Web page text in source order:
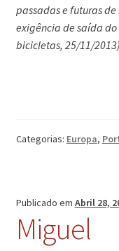
passadas e futuras
exigência de saída do
bicicletas, 25/11/2013)
Categorias: Europa,
Publicado em Abril 28,
Miguel